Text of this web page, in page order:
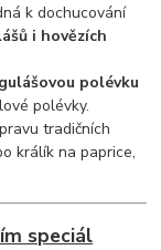
k dochucování
i hovězích
gulášovou polévku
polévky.
tradičních
králík na paprice,
speciál